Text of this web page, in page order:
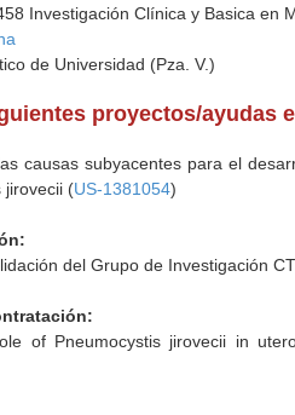
Investigación Clínica y Basica en
de Universidad (Pza. V.)
proyectos/ayudas
causas subyacentes para el
jirovecii (US-1381054)
del Grupo de Investigación
of Pneumocystis jirovecii in